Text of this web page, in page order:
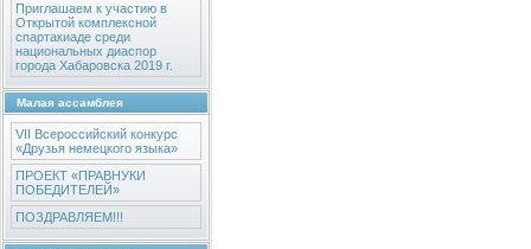
Приглашаем к участию в
Открытой комплексной
спартакиаде среди
национальных диаспор
города Хабаровска 2019 г.
Малая ассамблея
VII Всероссийский конкурс
«Друзья немецкого языка»
ПРОЕКТ «ПРАВНУКИ
ПОБЕДИТЕЛЕЙ»
ПОЗДРАВЛЯЕМ!!!